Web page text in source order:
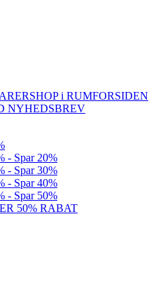
SHOP i RUMFORSIDEN
NYHEDSBREV
- Spar 20%
- Spar 30%
- Spar 40%
- Spar 50%
50% RABAT